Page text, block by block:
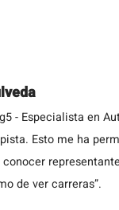
- Especialista en
Esto me ha
de ver carreras”.